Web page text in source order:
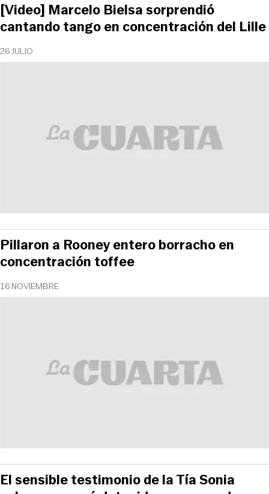
26 JULIO
[Video] Marcelo Bielsa sorprendió
cantando tango en concentración del Lille
16 NOVIEMBRE
Pillaron a Rooney entero borracho en
concentración toffee
El sensible testimonio de la Tía Sonia